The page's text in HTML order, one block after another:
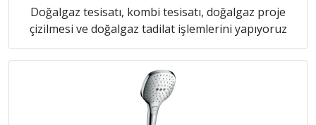
Doğalgaz tesisatı, kombi tesisatı, doğalgaz proje
çizilmesi ve doğalgaz tadilat işlemlerini yapıyoruz